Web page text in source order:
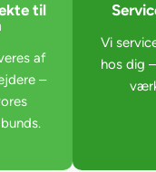
til
af
–
Vi
hos dig